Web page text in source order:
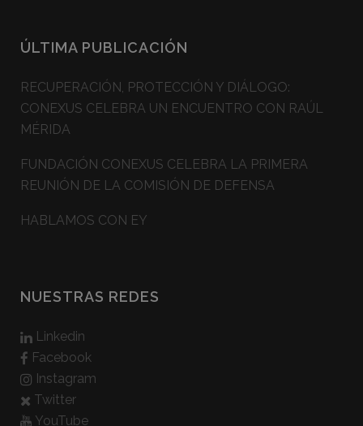
ÚLTIMA PUBLICACIÓN
RECUPERACIÓN, PROTECCIÓN Y DIÁLOGO:
CONEXUS CELEBRA UN ENCUENTRO CON RAÚL
MÉRIDA
FUNDACIÓN CONEXUS CELEBRA LA PRIMERA
REUNIÓN DE LA COMISIÓN DE DEFENSA
HABLAMOS CON EY
NUESTRAS REDES
Linkedin
Facebook
Instagram
Twitter
YouTube